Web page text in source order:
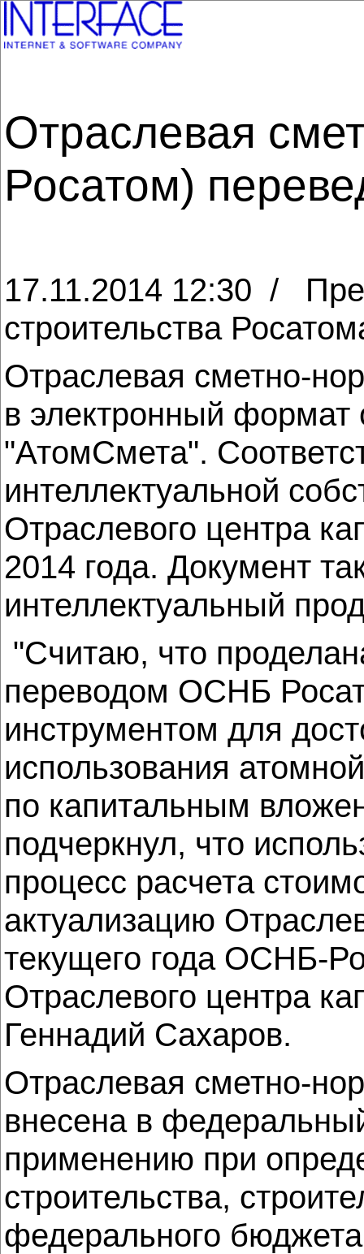
Отраслевая
Росатом)
17.11.2014 12:30 /
строительства
Отраслевая сметно-
в электронный формат
"АтомСмета".
интеллектуальной
Отраслевого центра
2014 года. Документ
интеллектуальный
"Считаю, что
переводом ОСНБ
инструментом для
использования
по капитальным
подчеркнул, что
процесс расчета
актуализацию
текущего года ОСНБ-
Отраслевого центра
Геннадий Сахаров.
Отраслевая сметно-
внесена в
применению при
строительства,
федерального